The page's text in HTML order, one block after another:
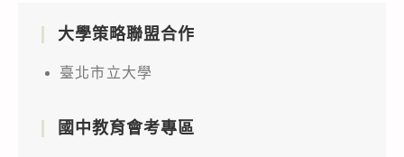
大學策略聯盟合作
臺北市立大學
國中教育會考專區